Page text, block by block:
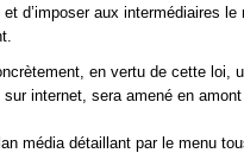
d’imposer aux intermédiaires le
en vertu de cette loi,
internet, sera amené en
média détaillant par le menu